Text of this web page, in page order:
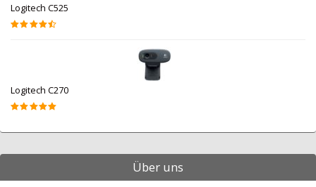
Logitech C525
Logitech C270
Über uns